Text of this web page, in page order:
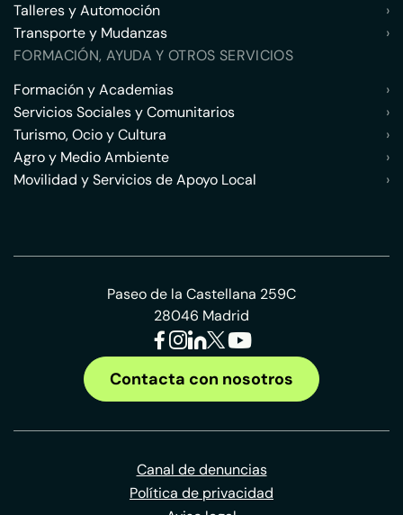
Talleres y Automoción
›
Transporte y Mudanzas
›
FORMACIÓN, AYUDA Y OTROS SERVICIOS
Formación y Academias
›
Servicios Sociales y Comunitarios
›
Turismo, Ocio y Cultura
›
Agro y Medio Ambiente
›
Movilidad y Servicios de Apoyo Local
›
Paseo de la Castellana 259C
28046 Madrid
Contacta con nosotros
Canal de denuncias
Política de privacidad